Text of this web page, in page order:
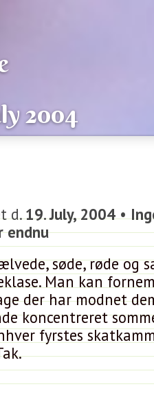
2004
d.19. July, 2004•
endnu
søde, røde og
Man kan
der har modnet
koncentreret
fyrstes